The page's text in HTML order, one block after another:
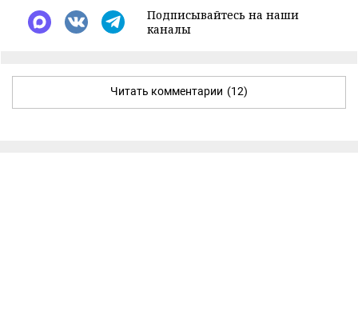
Подписывайтесь на наши
каналы
Читать комментарии (12)